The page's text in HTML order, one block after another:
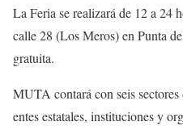
La Feria se realizará de 12 a 24
calle 28 (Los Meros) en Punta
gratuita.
MUTA contará con seis
entes estatales, instituciones y